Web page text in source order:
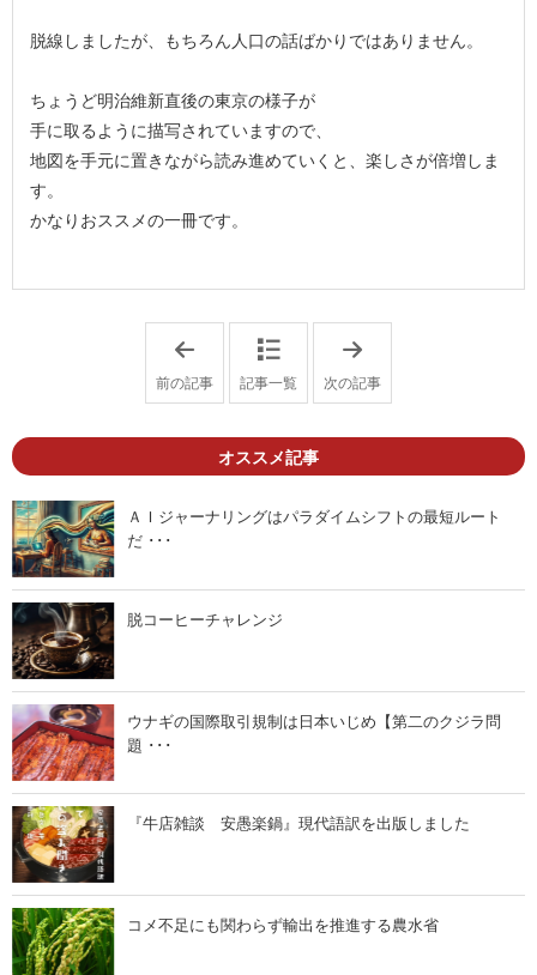
脱線しましたが、もちろん人口の話ばかりではありません。
ちょうど明治維新直後の東京の様子が
手に取るように描写されていますので、
地図を手元に置きながら読み進めていくと、楽しさが倍増しま
す。
かなりおススメの一冊です。
講
「
中
級
ー
ス
書
川
代
ご
紹
介
前の記事 記事一覧
講
「
級
ー
ス
風
往
紹
介
」
次の記事
オススメ記事
ＡＩジャーナリングはパラダイムシフトの最短ルート
だ ･･･
脱コーヒーチャレンジ
ウナギの国際取引規制は日本いじめ【第二のクジラ問
題 ･･･
『牛店雑談 安愚楽鍋』現代語訳を出版しました
コメ不足にも関わらず輸出を推進する農水省